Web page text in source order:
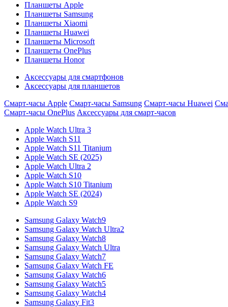
Планшеты Apple
Планшеты Samsung
Планшеты Xiaomi
Планшеты Huawei
Планшеты Microsoft
Планшеты OnePlus
Планшеты Honor
Аксессуары для смартфонов
Аксессуары для планшетов
Смарт-часы Apple Смарт-часы Samsung Смарт-часы Huawei
Смарт-часы OnePlus Аксессуары для смарт-часов
Apple Watch Ultra 3
Apple Watch S11
Apple Watch S11 Titanium
Apple Watch SE (2025)
Apple Watch Ultra 2
Apple Watch S10
Apple Watch S10 Titanium
Apple Watch SE (2024)
Apple Watch S9
Samsung Galaxy Watch9
Samsung Galaxy Watch Ultra2
Samsung Galaxy Watch8
Samsung Galaxy Watch Ultra
Samsung Galaxy Watch7
Samsung Galaxy Watch FE
Samsung Galaxy Watch6
Samsung Galaxy Watch5
Samsung Galaxy Watch4
Samsung Galaxy Fit3